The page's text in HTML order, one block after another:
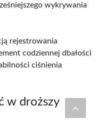
wykrywania
rejestrowania
codziennej dbałości
ciśnienia
w droższy